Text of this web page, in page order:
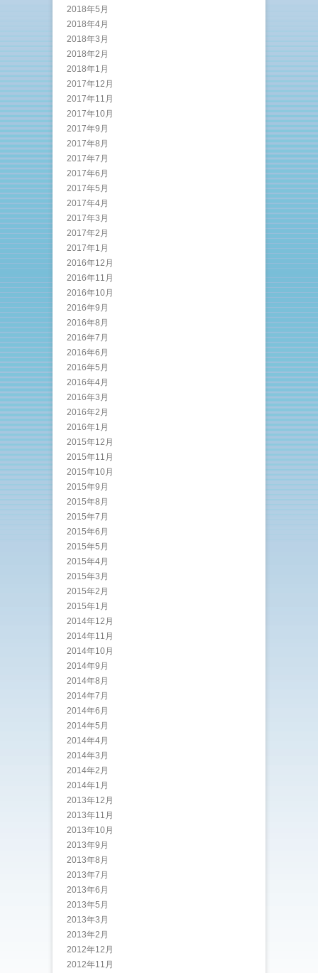
2018年5月
2018年4月
2018年3月
2018年2月
2018年1月
2017年12月
2017年11月
2017年10月
2017年9月
2017年8月
2017年7月
2017年6月
2017年5月
2017年4月
2017年3月
2017年2月
2017年1月
2016年12月
2016年11月
2016年10月
2016年9月
2016年8月
2016年7月
2016年6月
2016年5月
2016年4月
2016年3月
2016年2月
2016年1月
2015年12月
2015年11月
2015年10月
2015年9月
2015年8月
2015年7月
2015年6月
2015年5月
2015年4月
2015年3月
2015年2月
2015年1月
2014年12月
2014年11月
2014年10月
2014年9月
2014年8月
2014年7月
2014年6月
2014年5月
2014年4月
2014年3月
2014年2月
2014年1月
2013年12月
2013年11月
2013年10月
2013年9月
2013年8月
2013年7月
2013年6月
2013年5月
2013年3月
2013年2月
2012年12月
2012年11月